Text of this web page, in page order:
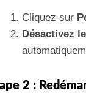
Cliquez sur
Désactivez
2 :